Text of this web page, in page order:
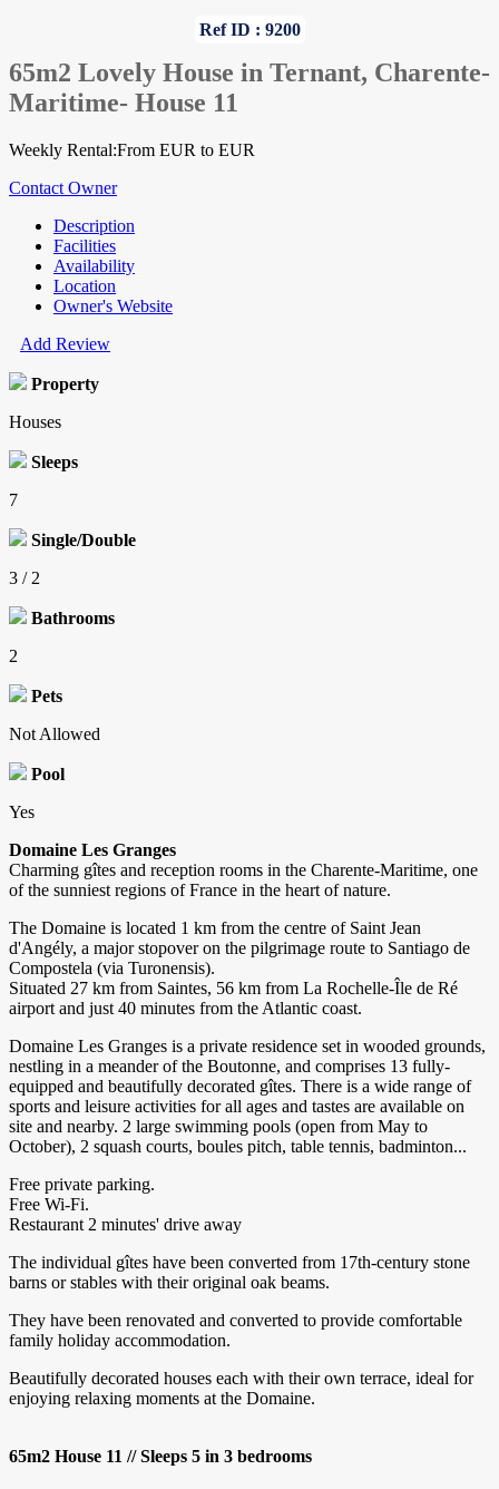
Ref ID : 9200
65m2 Lovely House in Ternant, Charente-
Maritime- House 11
Weekly Rental:From EUR to EUR
Contact Owner
Description
Facilities
Availability
Location
Owner's Website
Add Review
Property
Houses
Sleeps
7
Single/Double
3 / 2
Bathrooms
2
Pets
Not Allowed
Pool
Yes
Domaine Les Granges
Charming gîtes and reception rooms in the Charente-Maritime, one
of the sunniest regions of France in the heart of nature.
The Domaine is located 1 km from the centre of Saint Jean
d'Angély, a major stopover on the pilgrimage route to Santiago de
Compostela (via Turonensis).
Situated 27 km from Saintes, 56 km from La Rochelle-Île de Ré
airport and just 40 minutes from the Atlantic coast.
Domaine Les Granges is a private residence set in wooded grounds,
nestling in a meander of the Boutonne, and comprises 13 fully-
equipped and beautifully decorated gîtes. There is a wide range of
sports and leisure activities for all ages and tastes are available on
site and nearby. 2 large swimming pools (open from May to
October), 2 squash courts, boules pitch, table tennis, badminton...
Free private parking.
Free Wi-Fi.
Restaurant 2 minutes' drive away
The individual gîtes have been converted from 17th-century stone
barns or stables with their original oak beams.
They have been renovated and converted to provide comfortable
family holiday accommodation.
Beautifully decorated houses each with their own terrace, ideal for
enjoying relaxing moments at the Domaine.
65m2 House 11 // Sleeps 5 in 3 bedrooms